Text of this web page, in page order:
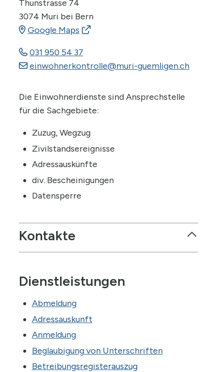
Thunstrasse 74
3074 Muri bei Bern
Google Maps
031 950 54 37
einwohnerkontrolle@muri-guemligen.ch
Beschreibung
Die Einwohnerdienste sind Ansprechstelle
für die Sachgebiete:
Zuzug, Wegzug
Zivilstandsereignisse
Adressauskünfte
div. Bescheinigungen
Datensperre
Kontakte
celine.reichenbach@muri-guemligen.ch
CédricChatton
Stv. Leiter Einwohnerdienste
cedric.chatton@muri-guemligen.ch
Dienstleistungen
Abmeldung
Adressauskunft
Anmeldung
Beglaubigung von Unterschriften
Betreibungsregisterauszug